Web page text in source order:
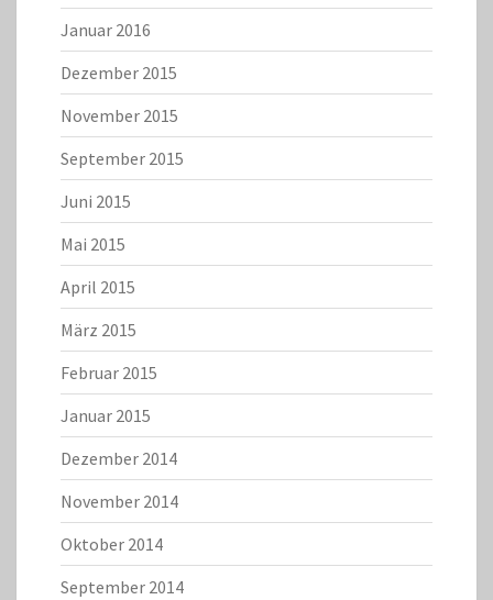
Januar 2016
Dezember 2015
November 2015
September 2015
Juni 2015
Mai 2015
April 2015
März 2015
Februar 2015
Januar 2015
Dezember 2014
November 2014
Oktober 2014
September 2014